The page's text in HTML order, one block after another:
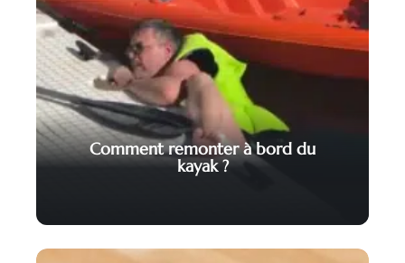
Comment remonter à bord du
kayak ?